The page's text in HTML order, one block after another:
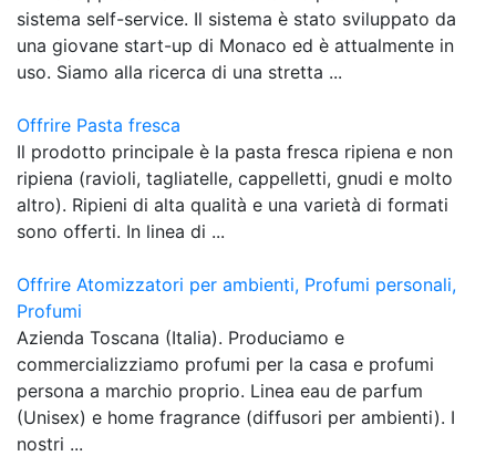
sistema self-service. Il sistema è stato sviluppato da
una giovane start-up di Monaco ed è attualmente in
uso. Siamo alla ricerca di una stretta ...
Offrire Pasta fresca
Il prodotto principale è la pasta fresca ripiena e non
ripiena (ravioli, tagliatelle, cappelletti, gnudi e molto
altro). Ripieni di alta qualità e una varietà di formati
sono offerti. In linea di ...
Offrire Atomizzatori per ambienti, Profumi personali,
Profumi
Azienda Toscana (Italia). Produciamo e
commercializziamo profumi per la casa e profumi
persona a marchio proprio. Linea eau de parfum
(Unisex) e home fragrance (diffusori per ambienti). I
nostri ...